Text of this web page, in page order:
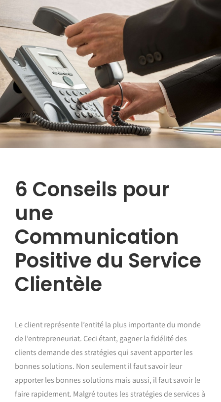
6 Conseils pour
une
Communication
Positive du Service
Clientèle
Le client représente l’entité la plus importante du monde
de l’entrepreneuriat. Ceci étant, gagner la fidélité des
clients demande des stratégies qui savent apporter les
bonnes solutions. Non seulement il faut savoir leur
apporter les bonnes solutions mais aussi, il faut savoir le
faire rapidement. Malgré toutes les stratégies de services à